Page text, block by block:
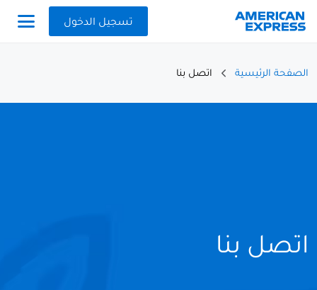
تسجيل الدخول
الصفحة الرئيسية اتصل بنا
اتصل بنا